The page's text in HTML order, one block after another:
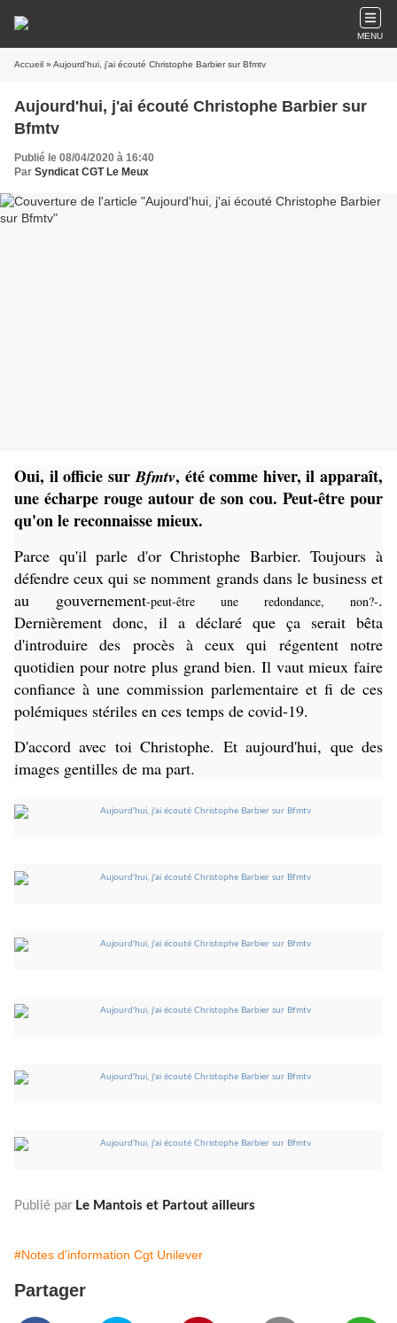
MENU
Accueil » Aujourd'hui, j'ai écouté Christophe Barbier sur Bfmtv
Aujourd'hui, j'ai écouté Christophe Barbier sur
Bfmtv
Publié le 08/04/2020 à 16:40
Par Syndicat CGT Le Meux
Oui, il officie sur Bfmtv, été comme hiver, il apparaît,
une écharpe rouge autour de son cou. Peut-être pour
qu'on le reconnaisse mieux.
Parce qu'il parle d'or Christophe Barbier. Toujours à
défendre ceux qui se nomment grands dans le business et
au gouvernement-peut-être une redondance, non?-.
Dernièrement donc, il a déclaré que ça serait bêta
d'introduire des procès à ceux qui régentent notre
quotidien pour notre plus grand bien. Il vaut mieux faire
confiance à une commission parlementaire et fi de ces
polémiques stériles en ces temps de covid-19.
D'accord avec toi Christophe. Et aujourd'hui, que des
images gentilles de ma part.
Publié par Le Mantois et Partout ailleurs
#Notes d'information Cgt Unilever
Partager